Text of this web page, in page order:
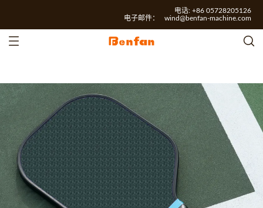
电话: +86 05728205126
电子邮件： wind@benfan-machine.com